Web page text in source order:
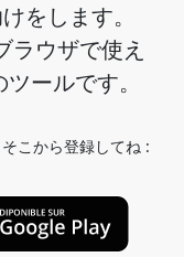
をします。
ウザで使え
ールです。
こから登録してね :